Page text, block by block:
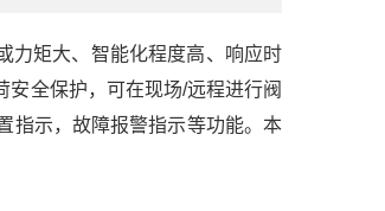
力矩大、智能化程度高、响应时
全保护，可在现场/远程进行阀
指示，故障报警指示等功能。本